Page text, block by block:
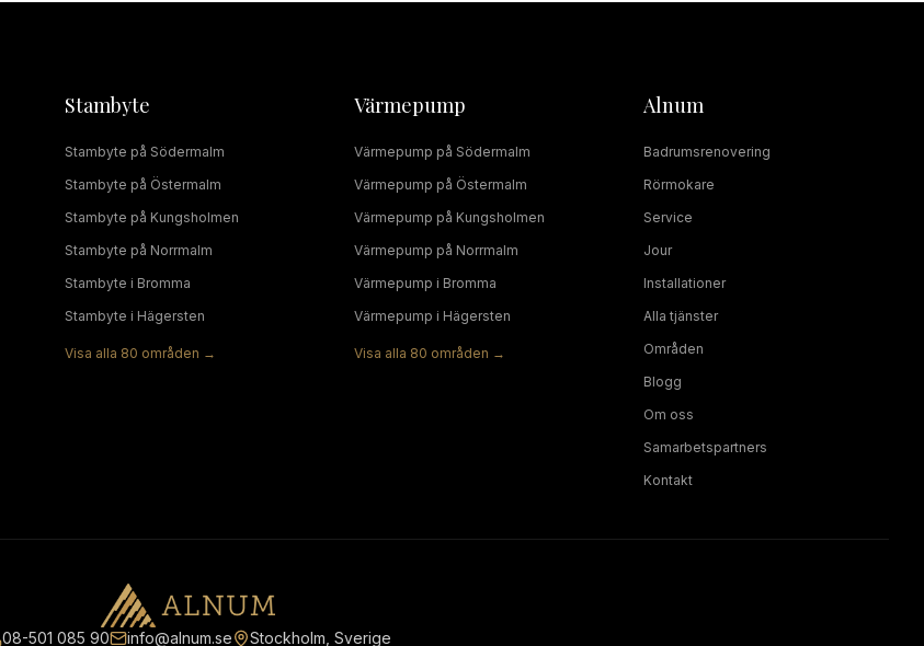
Stambyte
Stambyte på Södermalm
Stambyte på Östermalm
Stambyte på Kungsholmen
Stambyte på Norrmalm
Stambyte i Bromma
Stambyte i Hägersten
Visa alla 80 områden →
Värmepump
Värmepump på Södermalm
Värmepump på Östermalm
Värmepump på Kungsholmen
Värmepump på Norrmalm
Värmepump i Bromma
Värmepump i Hägersten
Visa alla 80 områden →
Alnum
Badrumsrenovering
Rörmokare
Service
Jour
Installationer
Alla tjänster
Områden
Blogg
Om oss
Samarbetspartners
Kontakt
08-501 085 90 info@alnum.se Stockholm, Sverige